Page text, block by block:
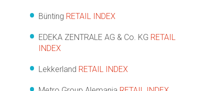
Bünting RETAIL INDEX
EDEKA ZENTRALE AG & Co. KG RETAIL
INDEX
Lekkerland RETAIL INDEX